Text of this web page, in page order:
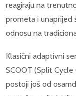
reagiraju na
prometa i unaprijed
odnosu na
Klasični adaptivni
SCOOT (Split
postoji još od